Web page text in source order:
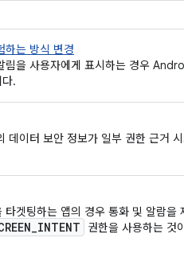
하는 방식 변경
림을 사용자에게 표시하는 경우
.
데이터 보안 정보가 일부 권한 근거
겟팅하는 앱의 경우 통화 및 알람을
_INTENT 권한을 사용하는 것